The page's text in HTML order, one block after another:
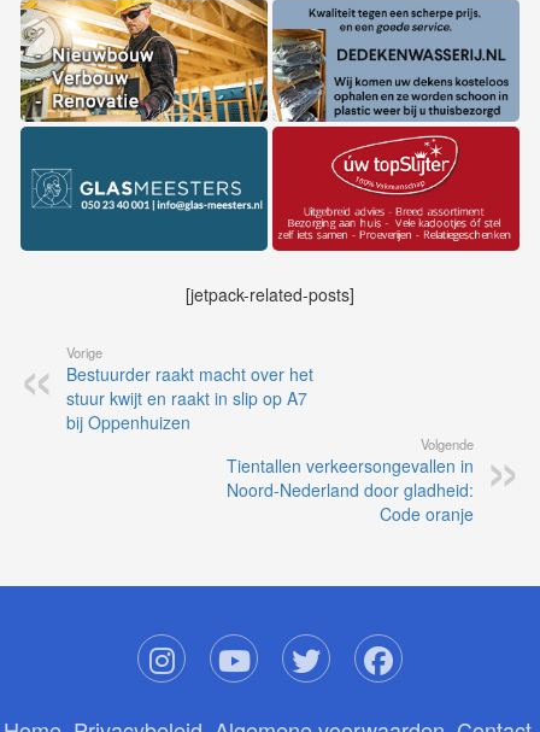
[jetpack-related-posts]
Vorige
Bestuurder raakt macht over het
stuur kwijt en raakt in slip op A7
bij Oppenhuizen
Volgende
Tientallen verkeersongevallen in
Noord-Nederland door gladheid:
Code oranje